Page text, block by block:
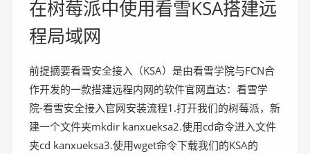
在树莓派中使用看雪KSA搭建远
程局域网
前提摘要看雪安全接入（KSA）是由看雪学院与FCN合
作开发的一款搭建远程内网的软件官网直达：看雪学
院-看雪安全接入官网安装流程1.打开我们的树莓派，新
建一个文件夹mkdir kanxueksa2.使用cd命令进入文件
夹cd kanxueksa3.使用wget命令下载我们的KSA的